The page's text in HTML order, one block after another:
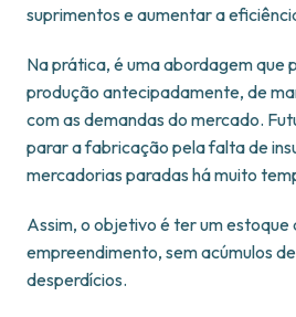
suprimentos e aumentar a
Na prática, é uma abordagem que
produção antecipadamente, de
com as demandas do mercado.
parar a fabricação pela falta de
mercadorias paradas há muito
Assim, o objetivo é ter um estoque
empreendimento, sem acúmulos
desperdícios.